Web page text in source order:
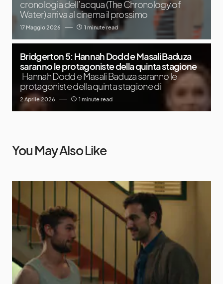
cronologia dell’acqua (The Chronology of
Water) arriva al cinema il prossimo
17 Maggio 2026 1 minute read
Bridgerton 5: Hannah Dodd e Masali Baduza
saranno le protagoniste della quinta stagione
Hannah Dodd e Masali Baduza saranno le
protagoniste della quinta stagione di
2 Aprile 2026 1 minute read
You May Also Like